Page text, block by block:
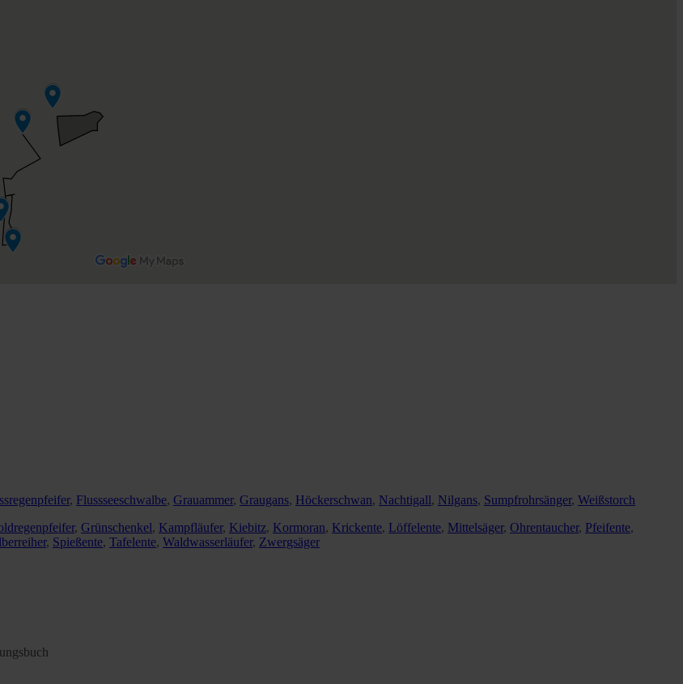
, Flussseeschwalbe, Grauammer, Graugans, Höckerschwan, Nachtigall, Nilgans, Sumpfrohrsänger, Weißstorch
, Grünschenkel, Kampfläufer, Kiebitz, Kormoran, Krickente, Löffelente, Mittelsäger, Ohrentaucher, Pfeifente,
, Spießente, Tafelente, Waldwasserläufer, Zwergsäger